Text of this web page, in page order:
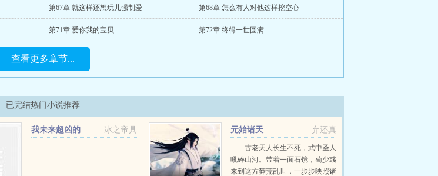
第67章 就这样还想玩儿强制爱 第68章 怎么有人对他这样挖空心
第71章 爱你我的宝贝 第72章 终得一世圆满
查看更多章节...
已完结热门小说推荐
冰之帝具
我未来超凶的
...
弃还真
元始诸天
古老天人长生不死，武中圣人
吼碎山河。带着一面石镜，荀少彧
来到这方莽荒乱世，一步步映照诸